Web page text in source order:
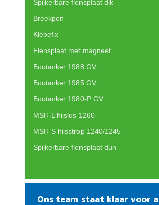
Spijkerbare flensplaat dik
Breekpen
Klebefix
Flensplaat met magneet
Boutanker 1988 GV
Boutanker 1985 GV
Boutanker 1980-P GV
MSH-L hijslus 1260
MSH-S hijsstrop 1240/1245
Spijkerbare flensplaat dun
Ons team staat klaar voor al